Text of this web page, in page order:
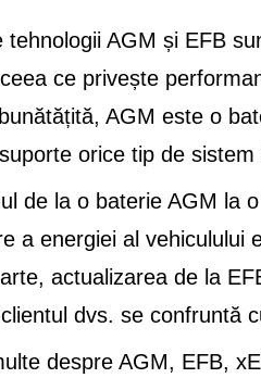
tehnologii AGM și EFB
ce privește
AGM este o
orice tip de
de la o baterie AGM la
a energiei al vehiculului
actualizarea de la
dvs. se confruntă
despre AGM, EFB,